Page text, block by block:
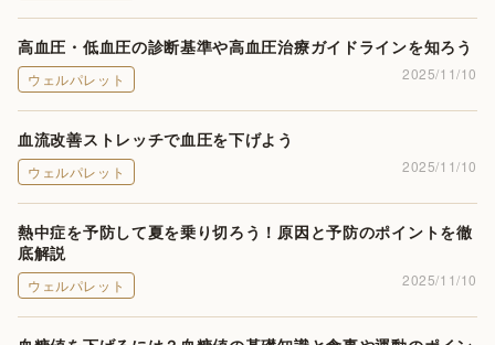
高血圧・低血圧の診断基準や高血圧治療ガイドラインを知ろう
ウェルパレット 2025/11/10
血流改善ストレッチで血圧を下げよう
ウェルパレット 2025/11/10
熱中症を予防して夏を乗り切ろう！原因と予防のポイントを徹
底解説
ウェルパレット 2025/11/10